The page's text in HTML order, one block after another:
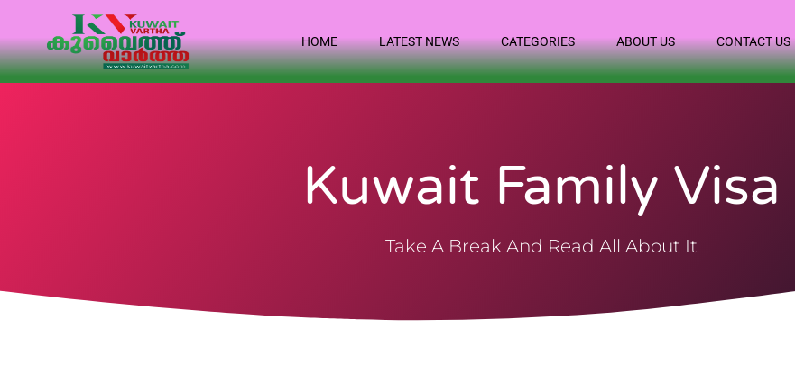
HOME LATEST NEWS CATEGORIES ABOUT US CONTACT US
Kuwait Family Visa
Take A Break And Read All About It